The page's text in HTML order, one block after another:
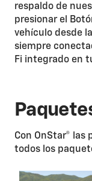
respaldo de
presionar el
vehículo desde
siempre
Fi integrado en
Con OnStar®
todos los